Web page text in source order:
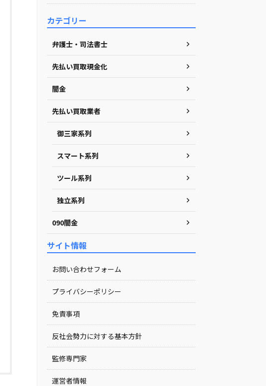
カテゴリー
弁護士・司法書士
先払い買取現金化
闇金
先払い買取業者
御三家系列
スマート系列
ツール系列
独立系列
090闇金
サイト情報
お問い合わせフォーム
プライバシーポリシー
免責事項
反社会勢力に対する基本方針
監修専門家
運営者情報